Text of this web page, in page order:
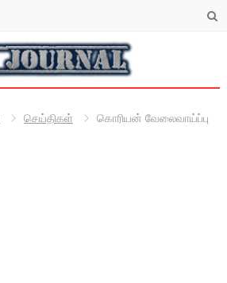
செய்திகள்
கொரியன் வேலைவாய்ப்பு